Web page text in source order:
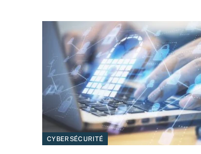
CYBERSÉCURITÉ